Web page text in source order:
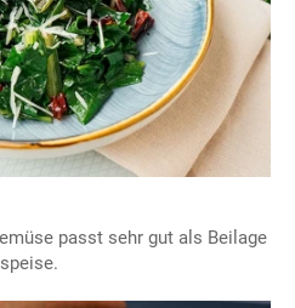
passt sehr gut als Beilage